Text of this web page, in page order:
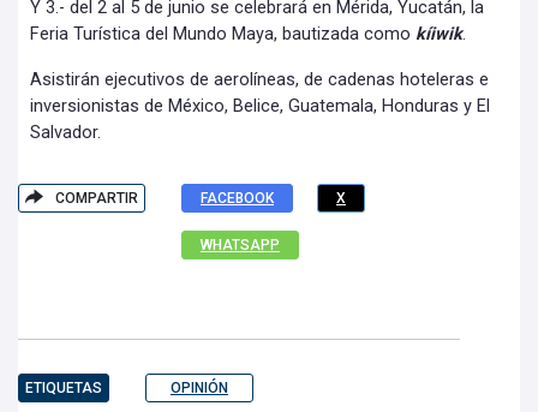
Y 3.- del 2 al 5 de junio se celebrará en Mérida, Yucatán, la
Feria Turística del Mundo Maya, bautizada como kíiwik.
Asistirán ejecutivos de aerolíneas, de cadenas hoteleras e
inversionistas de México, Belice, Guatemala, Honduras y El
Salvador.
COMPARTIR FACEBOOK X
WHATSAPP
ETIQUETAS OPINIÓN